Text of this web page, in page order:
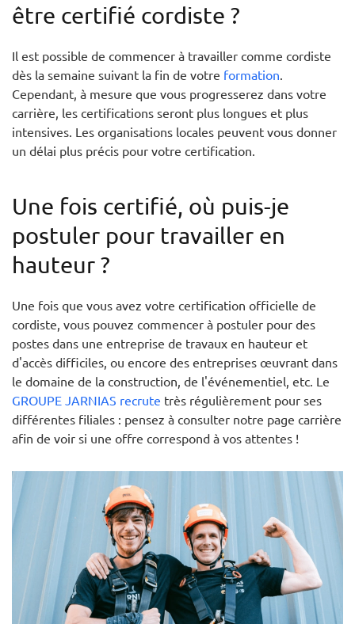
être certifié cordiste ?
Il est possible de commencer à travailler comme cordiste
dès la semaine suivant la fin de votre formation
Cependant, à mesure que vous progresserez dans votre
carrière, les certifications seront plus longues et plus
intensives. Les organisations locales peuvent vous donner
un délai plus précis pour votre certification.
Une fois certifié, où puis-je
postuler pour travailler en
hauteur ?
Une fois que vous avez votre certification officielle de
cordiste, vous pouvez commencer à postuler pour des
postes dans une entreprise de travaux en hauteur et
d'accès difficiles, ou encore des entreprises œuvrant dans
le domaine de la construction, de l'événementiel, etc. Le
GROUPE JARNIAS recrute très régulièrement pour ses
différentes filiales : pensez à consulter notre page carrière
afin de voir si une offre correspond à vos attentes !